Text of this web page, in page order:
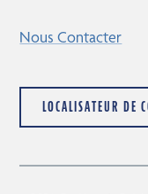
Nous Contacter
LOCALISATEUR DE